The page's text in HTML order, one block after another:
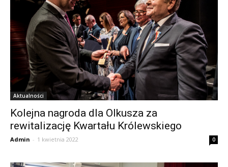
Aktualności
Kolejna nagroda dla Olkusza za
rewitalizację Kwartału Królewskiego
Admin - 1 kwietnia 2022 0